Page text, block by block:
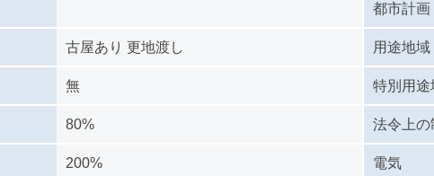
古屋あり 更地渡し
無
80%
200%
都市計画
用途地域
特別用途
法令上の
電気